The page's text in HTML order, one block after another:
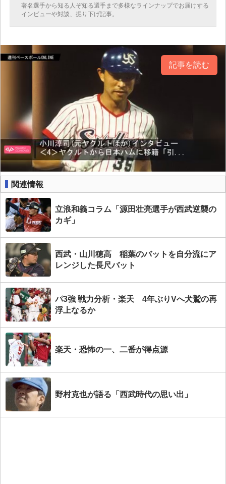
著名選手から知る人ぞ知る選手まで多様なラインナップでお届けする
インビューや対談、掘り下げ記事。
記事を読む
関連情報
立浪和義コラム「源田壮亮選手が西武逆襲の
カギ」
西武・山川穂高 稲葉のバットを自分流にア
レンジした長尺バット
パ3強 戦力分析・楽天 4年ぶりVへ犬鷲の再
浮上なるか
楽天・恐怖の一、二番が得点源
野村克也が語る「西武時代の思い出」